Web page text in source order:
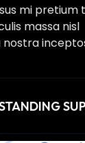
mi pretium
massa nisl
nostra